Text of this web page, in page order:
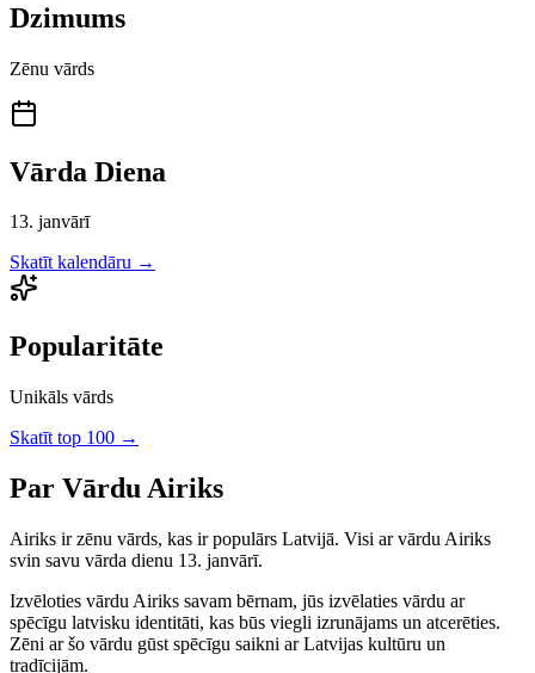
Dzimums
Zēnu vārds
Vārda Diena
13. janvārī
Skatīt kalendāru →
Popularitāte
Unikāls vārds
Skatīt top 100 →
Par Vārdu Airiks
Airiks irzēnu vārds, kas ir populārs Latvijā. Visi ar vārdu Airiks
svin savu vārda dienu 13. janvārī.
Izvēloties vārdu Airiks savam bērnam, jūs izvēlaties vārdu ar
spēcīgu latvisku identitāti, kas būs viegli izrunājams un atcerēties.
Zēni ar šo vārdu gūst spēcīgu saikni ar Latvijas kultūru un
tradīcijām.